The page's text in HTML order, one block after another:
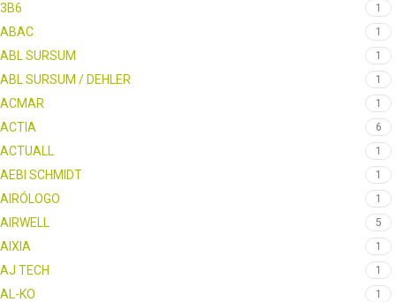
3B6 1
ABAC 1
ABL SURSUM 1
ABL SURSUM / DEHLER 1
ACMAR 1
ACTIA 6
ACTUALL 1
AEBI SCHMIDT 1
AIRÓLOGO 1
AIRWELL 5
AIXIA 1
AJ TECH 1
AL-KO 1